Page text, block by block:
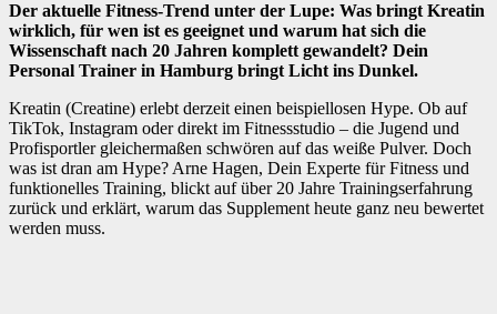
Der aktuelle Fitness-Trend unter der Lupe: Was bringt Kreatin
wirklich, für wen ist es geeignet und warum hat sich die
Wissenschaft nach 20 Jahren komplett gewandelt? Dein
Personal Trainer in Hamburg bringt Licht ins Dunkel.
Kreatin (Creatine) erlebt derzeit einen beispiellosen Hype. Ob auf
TikTok, Instagram oder direkt im Fitnessstudio – die Jugend und
Profisportler gleichermaßen schwören auf das weiße Pulver. Doch
was ist dran am Hype? Arne Hagen, Dein Experte für Fitness und
funktionelles Training, blickt auf über 20 Jahre Trainingserfahrung
zurück und erklärt, warum das Supplement heute ganz neu bewertet
werden muss.